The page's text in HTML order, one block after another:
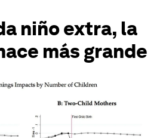
niño extra, la
más grande